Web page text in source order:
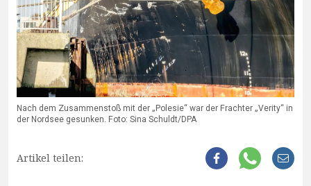
Nach dem Zusammenstoß mit der „Polesie“ war der Frachter „Verity“ in
der Nordsee gesunken. Foto: Sina Schuldt/DPA
Artikel teilen: